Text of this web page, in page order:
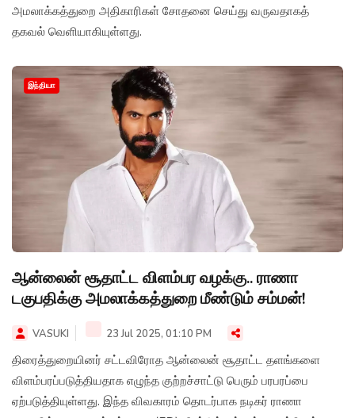
அமலாக்கத்துறை அதிகாரிகள் சோதனை செய்து வருவதாகத்
தகவல் வெளியாகியுள்ளது.
இந்தியா
ஆன்லைன் சூதாட்ட விளம்பர வழக்கு.. ராணா
டகுபதிக்கு அமலாக்கத்துறை மீண்டும் சம்மன்!
VASUKI 23 Jul 2025, 01:10 PM
திரைத்துறையினர் சட்டவிரோத ஆன்லைன் சூதாட்ட தளங்களை
விளம்பரப்படுத்தியதாக எழுந்த குற்றச்சாட்டு பெரும் பரபரப்பை
ஏற்படுத்தியுள்ளது. இந்த விவகாரம் தொடர்பாக நடிகர் ராணா